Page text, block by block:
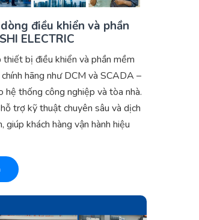
điều khiển và phần
ELECTRIC
thiết bị điều khiển và phần mềm
hãng như DCM và SCADA –
hệ thống công nghiệp và tòa nhà.
trợ kỹ thuật chuyên sâu và dịch
giúp khách hàng vận hành hiệu